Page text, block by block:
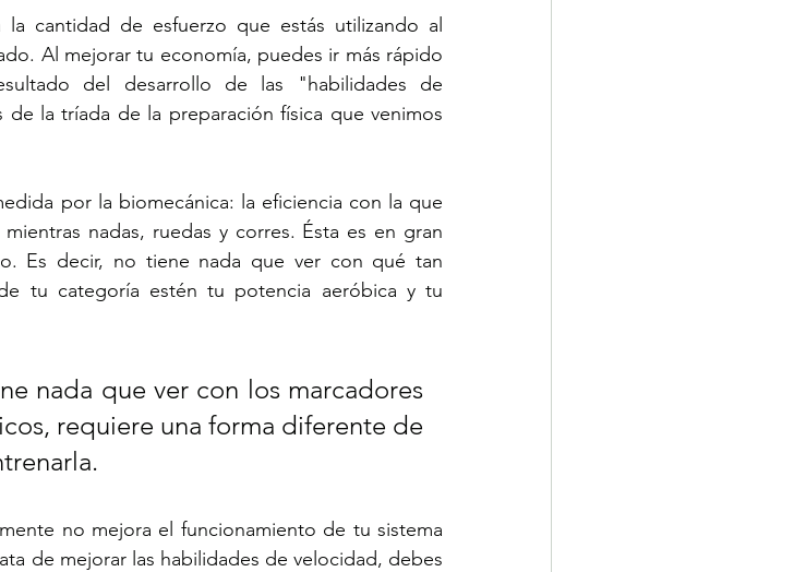
cantidad de esfuerzo que estás utilizando al
Al mejorar tu economía, puedes ir más rápido
del desarrollo de las "habilidades de
la tríada de la preparación física que venimos
por la biomecánica: la eficiencia con la que
nadas, ruedas y corres. Ésta es en gran
Es decir, no tiene nada que ver con qué tan
tu categoría estén tu potencia aeróbica y tu
nada que ver con los marcadores
requiere una forma diferente de
no mejora el funcionamiento de tu sistema
de mejorar las habilidades de velocidad, debes